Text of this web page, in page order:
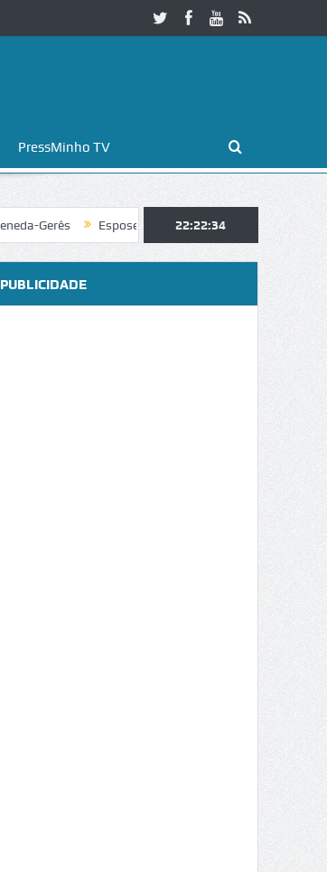
PressMinho TV
Esposende. Galaicofolia atrai mais de 25 mil
22:22:36
PUBLICIDADE